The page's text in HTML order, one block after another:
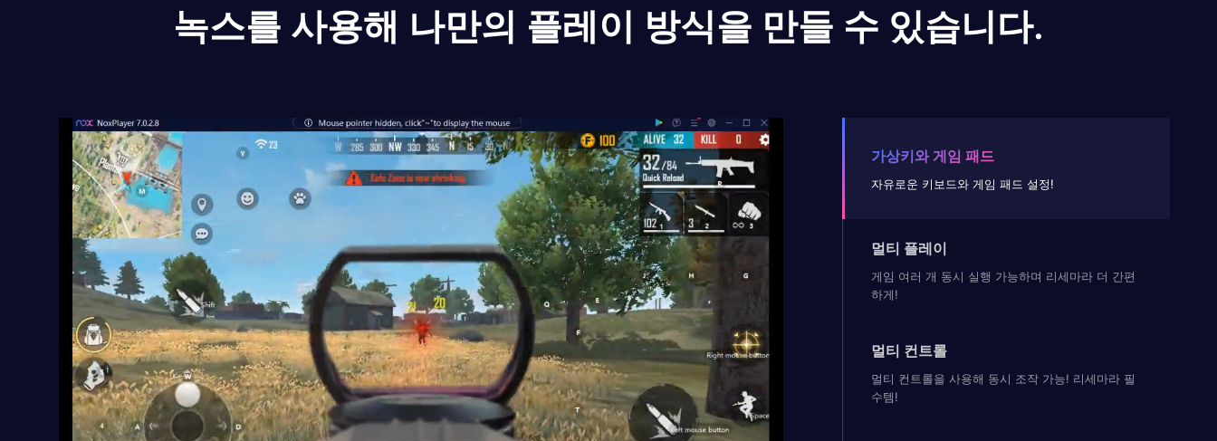
녹스를 사용해 나만의 플레이 방식을 만들 수 있습니다.
가상키와 게임 패드
자유로운 키보드와 게임 패드 설정!
멀티 플레이
게임 여러 개 동시 실행 가능하며 리세마라 더 간편
하게!
멀티 컨트롤
멀티 컨트롤을 사용해 동시 조작 가능! 리세마라 필
수템!